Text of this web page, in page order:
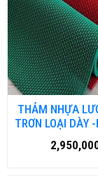
THẢM NHỰA
TRƠN LOẠI DÀY